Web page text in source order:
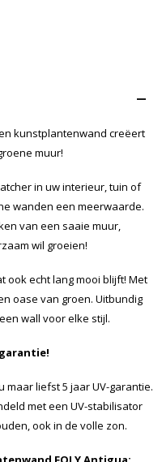
–
kunstplantenwand creëert
muur!
in uw interieur, tuin of
wanden een meerwaarde.
van een saaie muur,
wil groeien!
ook echt lang mooi blijft! Met
oase van groen. Uitbundig
wall voor elke stijl.
maar liefst 5 jaar UV-garantie.
met een UV-stabilisator
ook in de volle zon.